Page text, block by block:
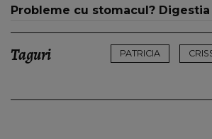
Probleme cu stomacul?
Taguri PATRICIA